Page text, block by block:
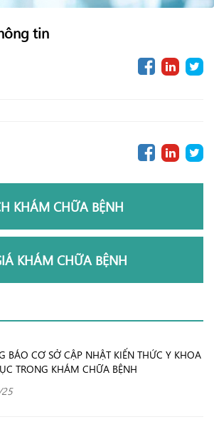
tin
KHÁM CHỮA BỆNH
KHÁM CHỮA BỆNH
BÁO CƠ SỞ CẬP NHẬT KIẾN THỨC Y KHOA
TRONG KHÁM CHỮA BỆNH